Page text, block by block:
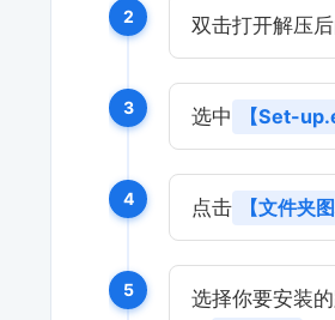
2 双击打开解压
3 选中 【Set-
4 点击 【文件夹图
5
选择你要安装